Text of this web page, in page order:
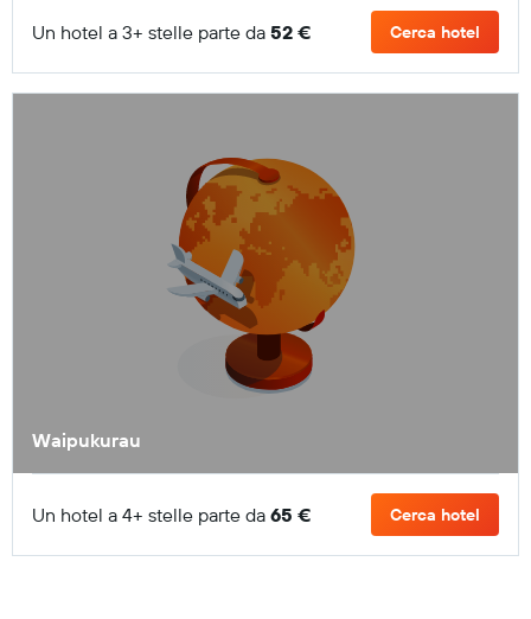
Un hotel a 3+ stelle parte da 52 € Cerca hotel
Waipukurau
Un hotel a 4+ stelle parte da 65 € Cerca hotel